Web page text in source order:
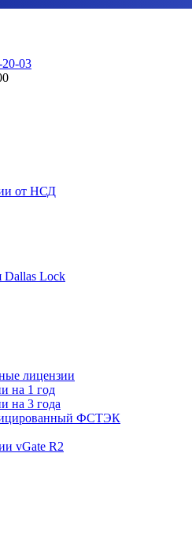
03
от НСД
Dallas Lock
лицензии
на 1 год
на 3 года
ФСТЭК
vGate R2